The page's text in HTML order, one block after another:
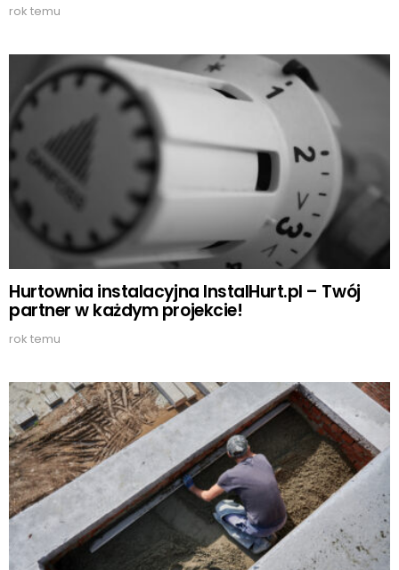
rok temu
Hurtownia instalacyjna InstalHurt.pl – Twój
partner w każdym projekcie!
rok temu